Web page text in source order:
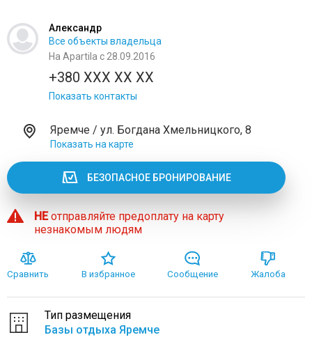
Александр
Все объекты владельца
На Apartila с 28.09.2016
+380 XXX XX XX
Показать контакты
Яремче / ул. Богдана Хмельницкого, 8
Показать на карте
БЕЗОПАСНОЕ БРОНИРОВАНИЕ
НЕотправляйте предоплату на карту
незнакомым людям
Сравнить В избранное Сообщение Жалоба
Тип размещения
Базы отдыха Яремче